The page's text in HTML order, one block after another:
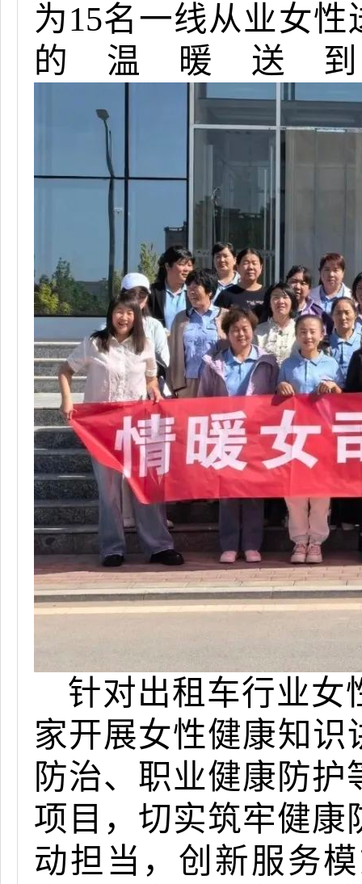
为15名一线从业女性
的温暖送
针对出租车行业女
家开展女性健康知识
防治、职业健康防
项目，切实筑牢健康
动担当，创新服务